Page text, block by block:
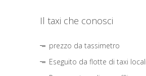
Il taxi che conosci
prezzo da tassimetro
Eseguito da flotte di taxi locali